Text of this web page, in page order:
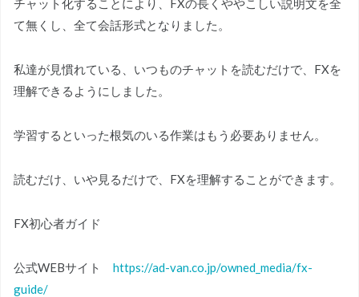
チャット化することにより、FXの長くややこしい説明文を全
て無くし、全て会話形式となりました。
私達が見慣れている、いつものチャットを読むだけで、FXを
理解できるようにしました。
学習するといった根気のいる作業はもう必要ありません。
読むだけ、いや見るだけで、FXを理解することができます。
FX初心者ガイド
公式WEBサイト https://ad-van.co.jp/owned_media/fx-
guide/